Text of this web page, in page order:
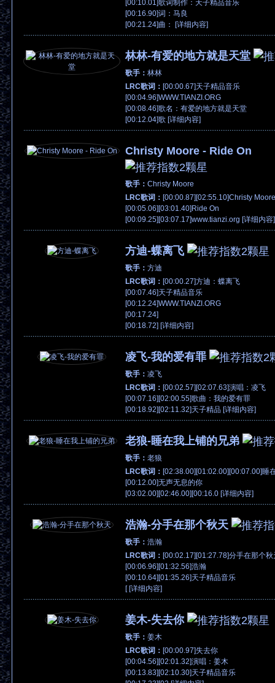
[00:10.01]歌词制作：天子精品音乐
[00:16.90]词：马良
[00:21.24]曲： [详细内容]
林林-有爱的地方就是天堂
歌手： 林林
LRC歌词： [00:00.67]天子精品音乐
[00:04.96]WWW.TIANZI.ORG
[00:08.46]歌名：有爱的地方就是天堂
[00:12.04]歌 [详细内容]
Christy Moore - Ride On
歌手： Christy Moore
LRC歌词： [00:00.87][02:55.10]Christy Moore
[00:05.06][03:01.40]Ride On
[00:09.25][03:07.17]www.tianzi.org [详细内容]
方迪-蝶离飞
歌手： 方迪
LRC歌词： [00:00.27]方迪：蝶离飞
[00:07.46]天子精品音乐
[00:12.24]WWW.TIANZI.ORG
[00:17.24]
[00:18.72] [详细内容]
凌飞-我的爱有罪
歌手： 凌飞
LRC歌词： [00:02.57][02:07.63]演唱：凌飞
[00:07.16][02:00.55]歌曲：我的爱有罪
[00:18.92][02:11.32]天子精品 [详细内容]
老狼-睡在我上铺的兄弟
歌手： 老狼
LRC歌词： [02:38.00][01:02.00][00:07.00]睡
[00:12.00]无声无息的你
[03:02.00][02:46.00][00:16.0 [详细内容]
浩瀚-分手在那个秋天
歌手： 浩瀚
LRC歌词： [00:02.17][01:27.78]分手在那个秋
[00:06.96][01:32.56]浩瀚
[00:10.64][01:35.26]天子精品音乐
[ [详细内容]
姜木-失去你
歌手： 姜木
LRC歌词： [00:00.97]失去你
[00:04.56][02:01.32]演唱：姜木
[00:13.83][02:10.30]天子精品音乐